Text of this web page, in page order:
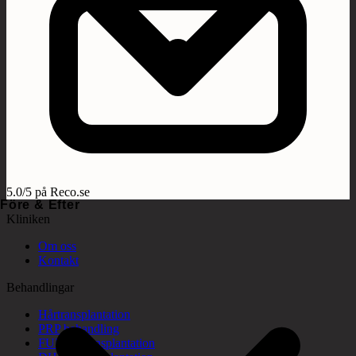
Före & Efter
5.0/5 på Reco.se
Kliniken
Om oss
Kontakt
Behandlingar
Hårtransplantation
PRP behandling
FUE hårtransplantation